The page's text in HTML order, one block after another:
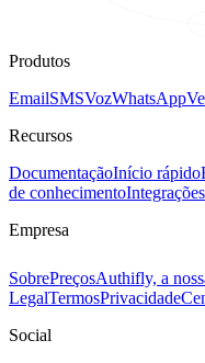
Produtos
EmailSMSVozWhatsApp
Recursos
DocumentaçãoInício rápido
de conhecimentoIntegrações
Empresa
SobrePreçosAuthifly, a
LegalTermosPrivacidade
Social